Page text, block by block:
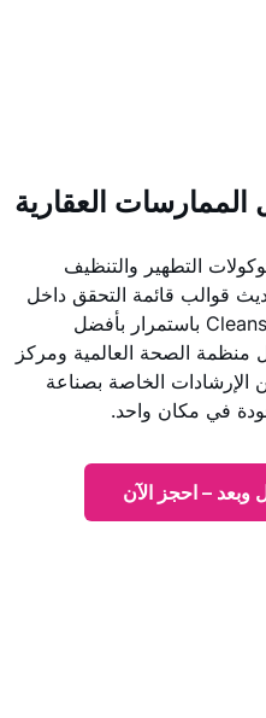
العقارية
التطهير والتنظيف
قوالب قائمة التحقق داخل
التطبيق الخاصة بتطبيق Cleanster.com باستمرار بأفضل
الصحة العالمية ومركز
الخاصة بصناعة
في مكان واحد.
– احجز الآن